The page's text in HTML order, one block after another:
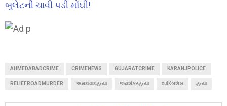
બુલેટની ચાવી પડી મોંઘી!
AHMEDABADCRIME CRIMENEWS GUJARATCRIME KARANJPOLICE
RELIEFROADMURDER અમદાવાદહત્યા જયશંકરહત્યા શાકિબશેખ હત્યા